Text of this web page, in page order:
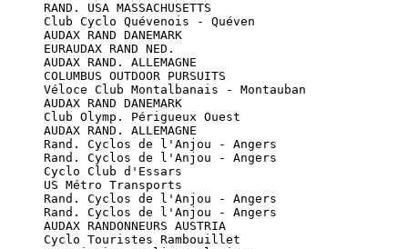
USA MASSACHUSETTS
Club Cyclo Quévenois - Quéven
RAND DANEMARK
RAND NED.
RAND. ALLEMAGNE
OUTDOOR PURSUITS
Club Montalbanais - Montauban
RAND DANEMARK
Club Olymp. Périgueux Ouest
RAND. ALLEMAGNE
Rand. Cyclos de l'Anjou - Angers
Rand. Cyclos de l'Anjou - Angers
Cyclo Club d'Essars
US Métro Transports
Rand. Cyclos de l'Anjou - Angers
Cyclos de l'Anjou - Angers
RANDONNEURS AUSTRIA
Cyclo Touristes Rambouillet